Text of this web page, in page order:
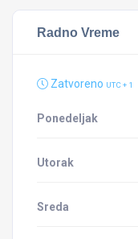
Radno Vreme
Zatvoreno UTC + 1
Ponedeljak
Utorak
Sreda